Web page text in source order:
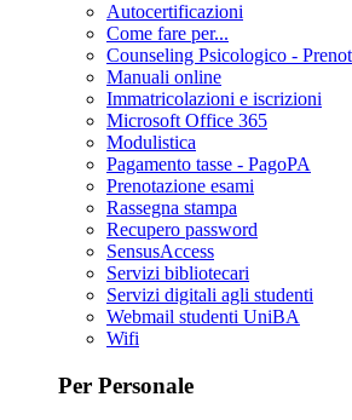
Autocertificazioni
Come fare per...
Counseling Psicologico -
Manuali online
Immatricolazioni e iscrizioni
Microsoft Office 365
Modulistica
Pagamento tasse - PagoPA
Prenotazione esami
Rassegna stampa
Recupero password
SensusAccess
Servizi bibliotecari
Servizi digitali agli studenti
Webmail studenti UniBA
Wifi
Per Personale